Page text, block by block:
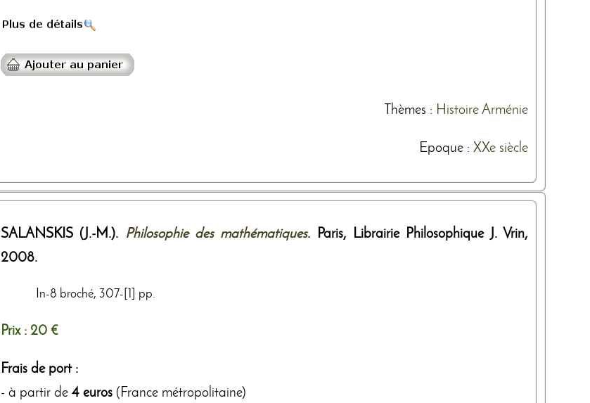
Thèmes : Histoire Arménie
Epoque : XXe siècle
SALANSKIS (J.-M.). Philosophie des mathématiques. Paris, Librairie Philosophique J. Vrin,
2008.
In-8 broché, 307-[1] pp.
Prix : 20 €
Frais de port :
- à partir de 4 euros (France métropolitaine)